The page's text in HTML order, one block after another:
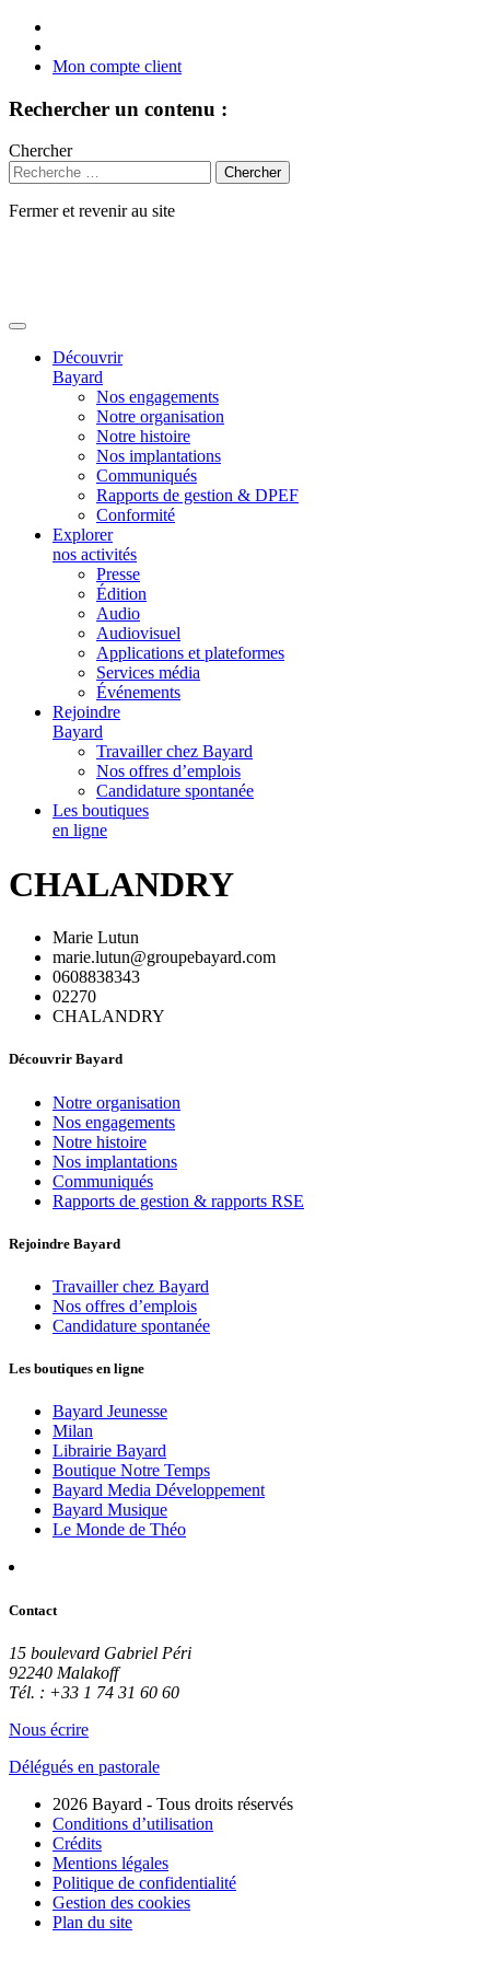
Mon compte client
Rechercher un contenu :
Chercher
Fermer et revenir au site
Découvrir
Bayard
Nos engagements
Notre organisation
Notre histoire
Nos implantations
Communiqués
Rapports de gestion & DPEF
Conformité
Explorer
nos activités
Presse
Édition
Audio
Audiovisuel
Applications et plateformes
Services média
Événements
Rejoindre
Bayard
Travailler chez Bayard
Nos offres d’emplois
Candidature spontanée
Les boutiques
en ligne
CHALANDRY
Marie Lutun
marie.lutun@groupebayard.com
0608838343
02270
CHALANDRY
Découvrir Bayard
Notre organisation
Nos engagements
Notre histoire
Nos implantations
Communiqués
Rapports de gestion & rapports RSE
Rejoindre Bayard
Travailler chez Bayard
Nos offres d’emplois
Candidature spontanée
Les boutiques en ligne
Bayard Jeunesse
Milan
Librairie Bayard
Boutique Notre Temps
Bayard Media Développement
Bayard Musique
Le Monde de Théo
Contact
15 boulevard Gabriel Péri
92240 Malakoff
Tél. : +33 1 74 31 60 60
Nous écrire
Délégués en pastorale
2026 Bayard - Tous droits réservés
Conditions d’utilisation
Crédits
Mentions légales
Politique de confidentialité
Gestion des cookies
Plan du site